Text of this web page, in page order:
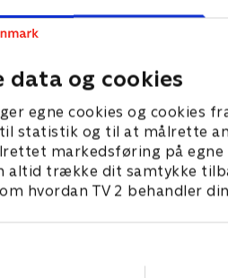
data og cookies
egne cookies og cookies
til statistik og til at målrette
markedsføring på egne
altid trække dit samtykke
hvordan TV 2 behandler